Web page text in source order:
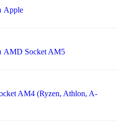
Apple
AMD Socket AM5
AM4 (Ryzen, Athlon, A-